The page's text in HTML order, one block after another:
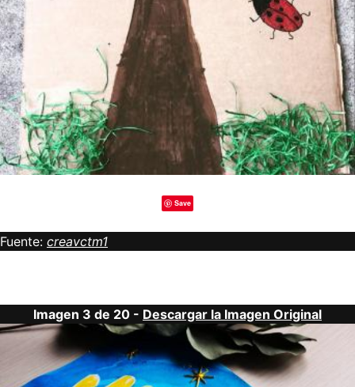
Save
Fuente: creavctm1
Imagen 3 de 20 - Descargar la Imagen Original